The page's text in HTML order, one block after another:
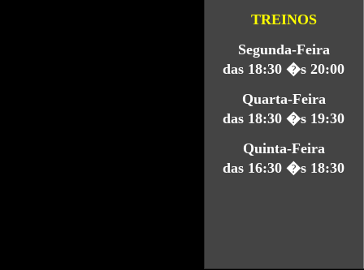
TREINOS
Segunda-Feira
das 18:30 �s 20:00
Quarta-Feira
das 18:30 �s 19:30
Quinta-Feira
das 16:30 �s 18:30